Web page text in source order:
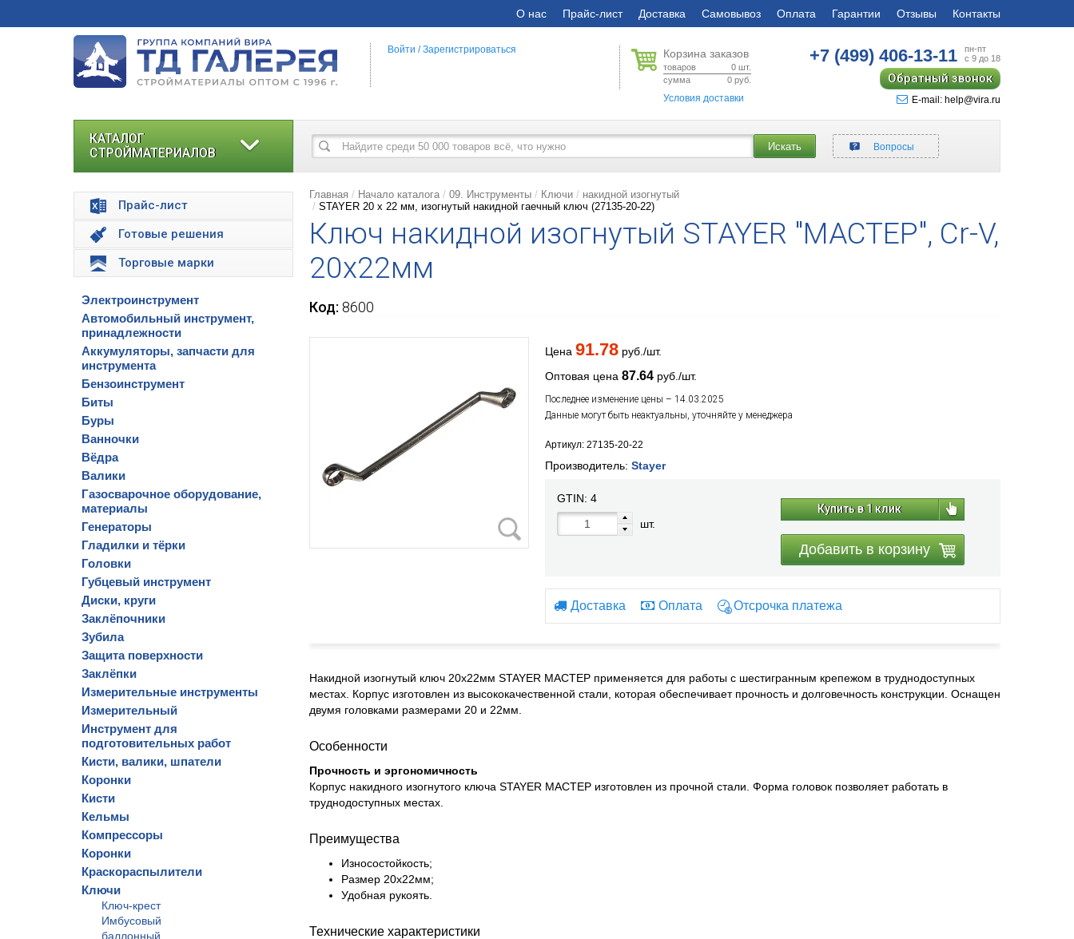
О нас Прайс-лист Доставка Самовывоз Оплата Гарантии Отзывы Контакты
Корзина заказов
товаров 0 шт.
сумма
0 руб.
Условия доставки
+7 (499)406-13-11
пн-пт
с 9 до 18
Обратный звонок
E-mail: help@vira.ru
Войти /Зарегистрироваться
КАТАЛОГ
СТРОЙМАТЕРИАЛОВ
Прайс-лист
Готовые решения
Торговые марки
Электроинструмент
Автомобильный инструмент,
принадлежности
Аккумуляторы, запчасти для
инструмента
Бензоинструмент
Биты
Буры
Ванночки
Вёдра
Валики
Газосварочное оборудование,
материалы
Генераторы
Гладилки и тёрки
Головки
Губцевый инструмент
Диски, круги
Заклёпочники
Зубила
Защита поверхности
Заклёпки
Измерительные инструменты
Измерительный
Инструмент для
подготовительных работ
Кисти, валики, шпатели
Коронки
Кисти
Кельмы
Компрессоры
Коронки
Краскораспылители
Ключи
Ключ-крест
Имбусовый
баллонный
Искать Вопросы
Главная Начало каталога 09. Инструменты Ключи
накидной изогнутый
STAYER 20 x 22 мм, изогнутый накидной гаечный ключ (27135-20-22)
Ключ накидной изогнутый STAYER "МАСТЕР", Cr-V,
20x22мм
Код: 8600
Цена 91.78руб./шт.
Оптовая цена 87.64руб./шт.
Последнее изменение цены – 14.03.2025
Данные могут быть неактуальны, уточняйте у менеджера
Артикул: 27135-20-22
Производитель: Stayer
GTIN: 4
шт.
Купить в 1 клик
Добавить в корзину
Доставка Оплата Отсрочка платежа
Накидной изогнутый ключ 20x22мм STAYER МАСТЕР применяется для работы с шестигранным крепежом в труднодоступных
местах. Корпус изготовлен из высококачественной стали, которая обеспечивает прочность и долговечность конструкции. Оснащен
двумя головками размерами 20 и 22мм.
Особенности
Прочность и эргономичность
Корпус накидного изогнутого ключа STAYER МАСТЕР изготовлен из прочной стали. Форма головок позволяет работать в
труднодоступных местах.
Преимущества
Износостойкость;
Размер 20х22мм;
Удобная рукоять.
Технические характеристики